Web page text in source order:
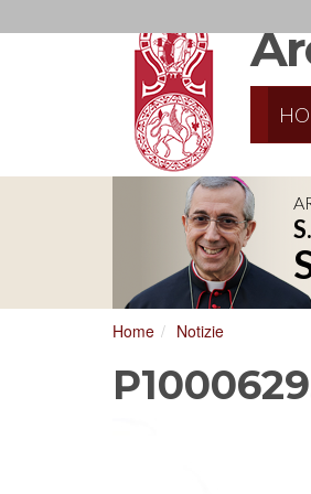
8/17/2026
Conferenza
Home Notizie